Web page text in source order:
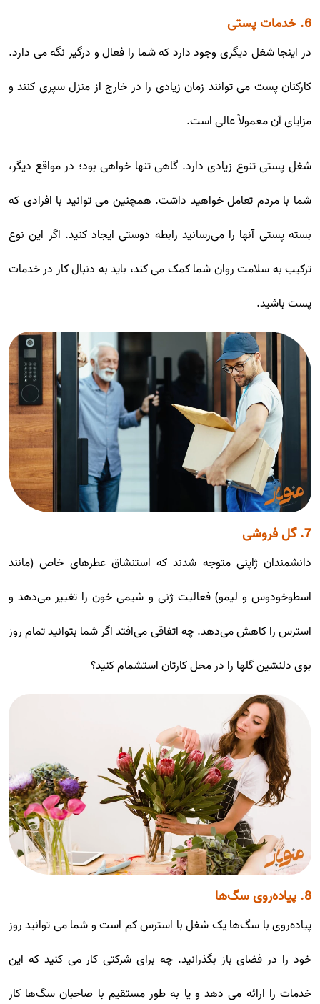
6. خدمات پستی
در اینجا شغل دیگری وجود دارد که شما را فعال و درگیر نگه می دارد.
کارکنان پست می توانند زمان زیادی را در خارج از منزل سپری کنند و
مزایای آن معمولاً عالی است.
شغل پستی تنوع زیادی دارد. گاهی تنها خواهی بود؛ در مواقع دیگر،
شما با مردم تعامل خواهید داشت. همچنین می توانید با افرادی که
بسته پستی آنها را می‌رسانید رابطه دوستی ایجاد کنید. اگر این نوع
ترکیب به سلامت روان شما کمک می کند، باید به دنبال کار در خدمات
پست باشید.
7. گل فروشی
دانشمندان ژاپنی متوجه شدند که استنشاق عطرهای خاص (مانند
اسطوخودوس و لیمو) فعالیت ژنی و شیمی خون را تغییر می‌دهد و
استرس را کاهش می‌دهد. چه اتفاقی می‌افتد اگر شما بتوانید تمام روز
بوی دلنشین گلها را در محل کارتان استشمام کنید؟
8. پیاده‌روی سگ‌ها
پیاده‌روی با سگ‌ها یک شغل با استرس کم است و شما می توانید روز
خود را در فضای باز بگذرانید. چه برای شرکتی کار می کنید که این
خدمات را ارائه می دهد و یا به طور مستقیم با صاحبان سگ‌ها کار